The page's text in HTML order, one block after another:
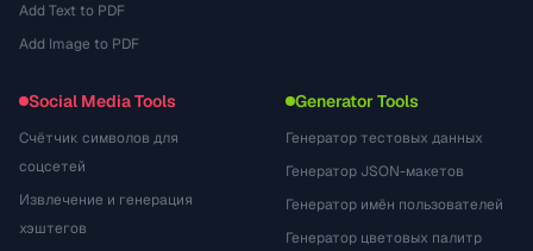
Add Text to PDF
Add Image to PDF
Social Media Tools
Счётчик символов для
соцсетей
Извлечение и генерация
хэштегов
Generator Tools
Генератор тестовых данных
Генератор JSON-макетов
Генератор имён пользователей
Генератор цветовых палитр